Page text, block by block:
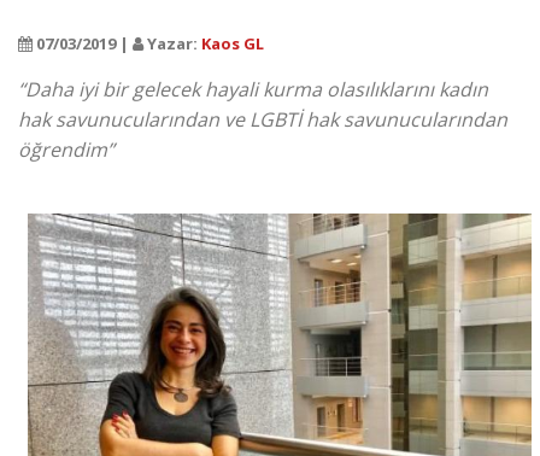
07/03/2019 | Yazar: Kaos GL
“Daha iyi bir gelecek hayali kurma olasılıklarını kadın
hak savunucularından ve LGBTİ hak savunucularından
öğrendim”